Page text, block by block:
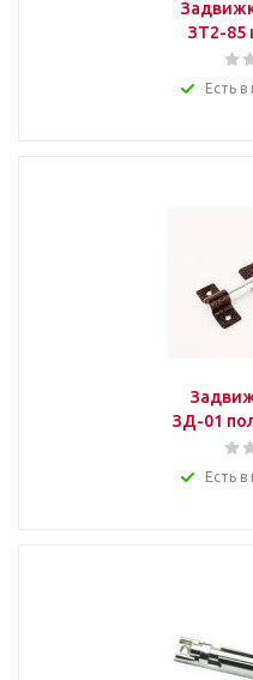
ЗТ2-85
Есть в
ЗД-01
Есть в